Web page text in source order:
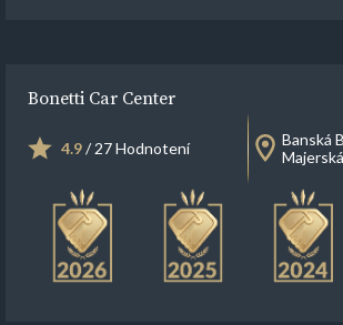
Bonetti Car Center
4.9/ 27 Hodnotení
Banská